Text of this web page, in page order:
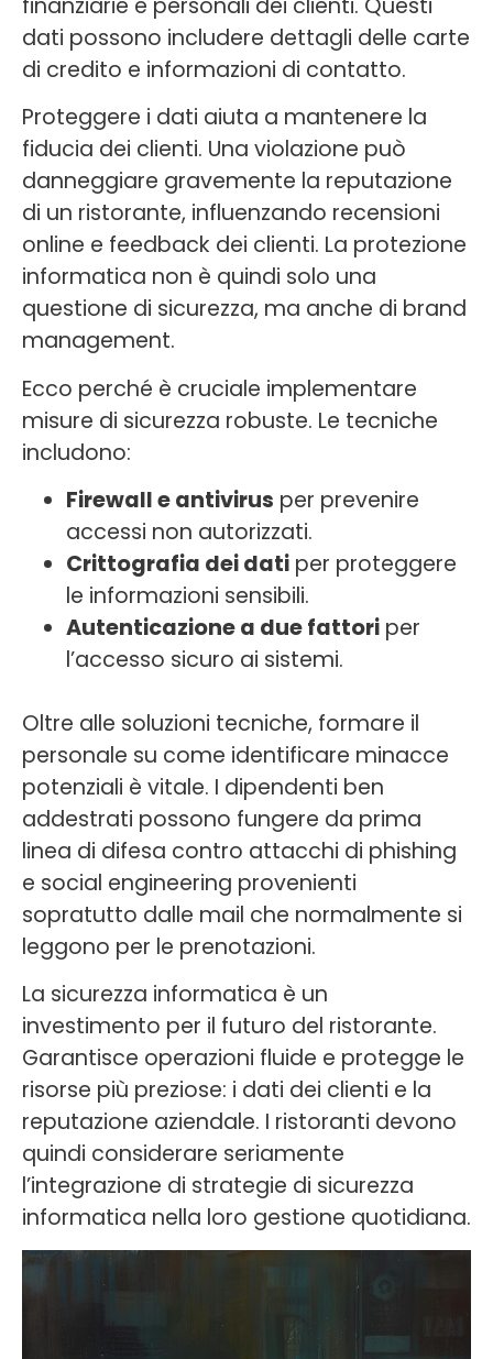
dati possono includere dettagli delle carte
di credito e informazioni di contatto.
Proteggere i dati aiuta a mantenere la
fiducia dei clienti. Una violazione può
danneggiare gravemente la reputazione
di un ristorante, influenzando recensioni
online e feedback dei clienti. La protezione
informatica non è quindi solo una
questione di sicurezza, ma anche di brand
management.
Ecco perché è cruciale implementare
misure di sicurezza robuste. Le tecniche
includono:
Firewall e antivirus per prevenire
accessi non autorizzati.
Crittografia dei dati per proteggere
le informazioni sensibili.
Autenticazione a due fattori per
l’accesso sicuro ai sistemi.
Oltre alle soluzioni tecniche, formare il
personale su come identificare minacce
potenziali è vitale. I dipendenti ben
addestrati possono fungere da prima
linea di difesa contro attacchi di phishing
e social engineering provenienti
sopratutto dalle mail che normalmente si
leggono per le prenotazioni.
La sicurezza informatica è un
investimento per il futuro del ristorante.
Garantisce operazioni fluide e protegge le
risorse più preziose: i dati dei clienti e la
reputazione aziendale. I ristoranti devono
quindi considerare seriamente
l’integrazione di strategie di sicurezza
informatica nella loro gestione quotidiana.